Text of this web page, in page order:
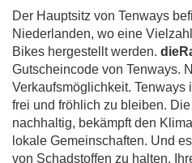
Der Hauptsitz von Tenways
Niederlanden, wo eine
Bikes hergestellt werden.
Gutscheincode von Tenways.
Verkaufsmöglichkeit. Tenways
frei und fröhlich zu bleiben.
nachhaltig, bekämpft den
lokale Gemeinschaften. Und
von Schadstoffen zu halten.